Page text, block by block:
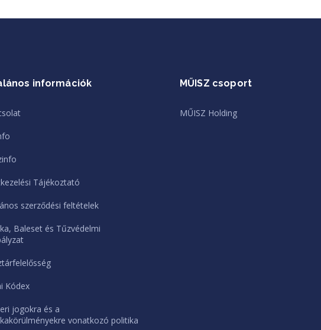
információk
Tájékoztató
szerződési feltételek
Baleset és Tűzvédelmi
Kódex
jogokra és a
vonatkozó politika
MŰISZ csoport
MŰISZ Holding